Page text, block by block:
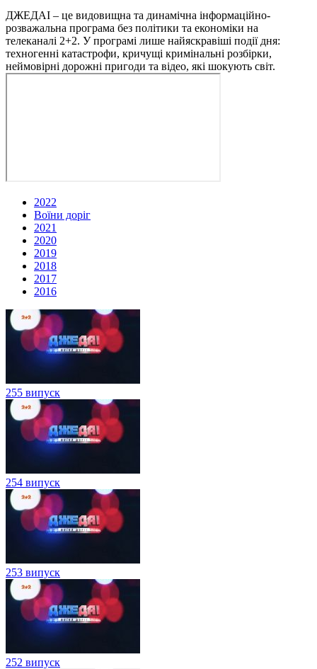
ДЖЕДАІ – це видовищна та динамічна інформаційно-
розважальна програма без політики та економіки на
телеканалі 2+2. У програмі лише найяскравіші події дня:
техногенні катастрофи, кричущі кримінальні розбірки,
неймовірні дорожні пригоди та відео, які шокують світ.
2022
Воїни доріг
2021
2020
2019
2018
2017
2016
255 випуск
254 випуск
253 випуск
252 випуск